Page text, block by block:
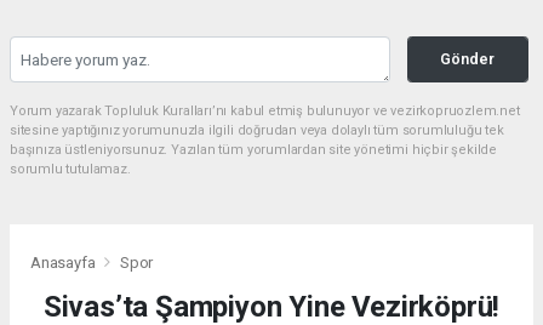
Gönder
Yorum yazarak Topluluk Kuralları’nı kabul etmiş bulunuyor ve vezirkopruozlem.net
sitesine yaptığınız yorumunuzla ilgili doğrudan veya dolaylı tüm sorumluluğu tek
başınıza üstleniyorsunuz. Yazılan tüm yorumlardan site yönetimi hiçbir şekilde
sorumlu tutulamaz.
Anasayfa Spor
Sivas’ta Şampiyon Yine Vezirköprü!